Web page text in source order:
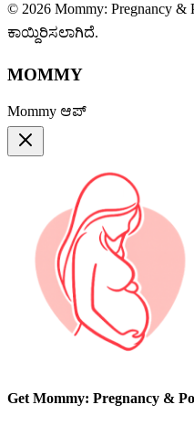
© 2026 Mommy: Pregnancy &
ಕಾಯ್ದಿರಿಸಲಾಗಿದೆ.
MOMMY
Mommy ಆಪ್
Get Mommy: Pregnancy &